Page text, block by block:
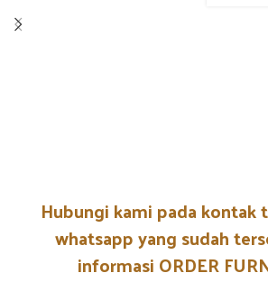
Hubungi kami pada kontak
whatsapp yang sudah
informasi ORDER